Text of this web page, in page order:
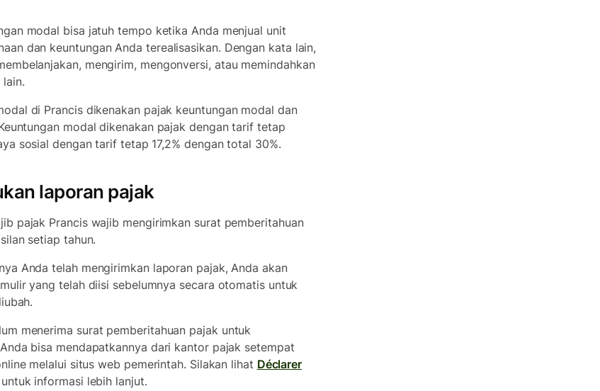
modal bisa jatuh tempo ketika Anda menjual unit
dan keuntungan Anda terealisasikan. Dengan kata lain,
mengirim, mengonversi, atau memindahkan
lain.
di Prancis dikenakan pajak keuntungan modal dan
modal dikenakan pajak dengan tarif tetap
sosial dengan tarif tetap 17,2% dengan total 30%.
laporan pajak
pajak Prancis wajib mengirimkan surat pemberitahuan
setiap tahun.
Anda telah mengirimkan laporan pajak, Anda akan
yang telah diisi sebelumnya secara otomatis untuk
menerima surat pemberitahuan pajak untuk
bisa mendapatkannya dari kantor pajak setempat
melalui situs web pemerintah. Silakan lihat Déclarer
untuk informasi lebih lanjut.